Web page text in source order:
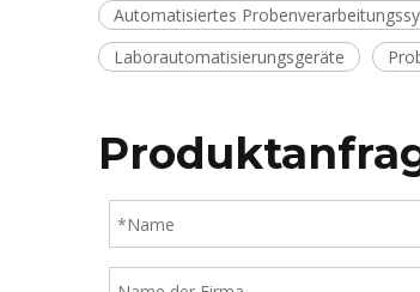
Automatisiertes
Laborautomatisierungsgeräte